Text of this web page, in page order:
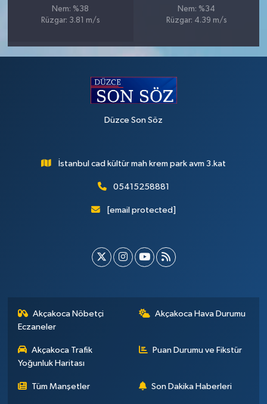
Nem: %38
Rüzgar: 3.81 m/s
Nem: %34
Rüzgar: 4.39 m/s
Düzce Son Söz
İstanbul cad kültür mah krem park avm 3.kat
05415258881
[email protected]
Akçakoca Nöbetçi
Eczaneler
Akçakoca Hava Durumu
Akçakoca Trafik
Yoğunluk Haritası
Puan Durumu ve Fikstür
Tüm Manşetler Son Dakika Haberleri